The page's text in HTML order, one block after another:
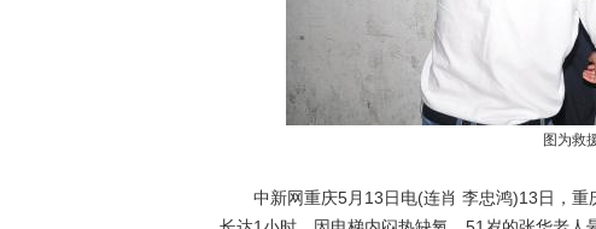
图为救援
中新网重庆5月13日电(连肖 李忠鸿)13日，重